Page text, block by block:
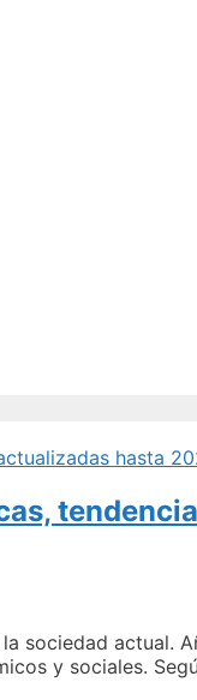
sociedad actual.
y sociales.